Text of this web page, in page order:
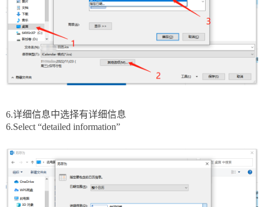
6.详细信息中选择有详细信息
6.Select “detailed information”